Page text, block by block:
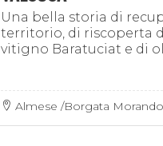
Una bella storia di
territorio, di riscoperta
vitigno Baratuciat e di
Almese /Borgata